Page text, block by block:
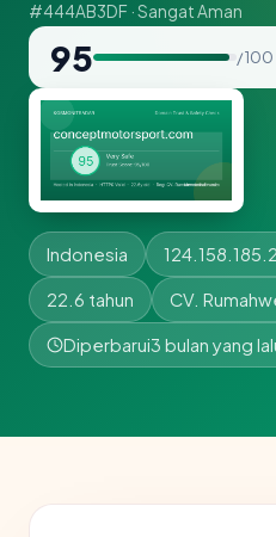
#444AB3DF · Sangat Aman
95 / 100
Indonesia
22.6 tahun CV.
Diperbarui3 bulan yang